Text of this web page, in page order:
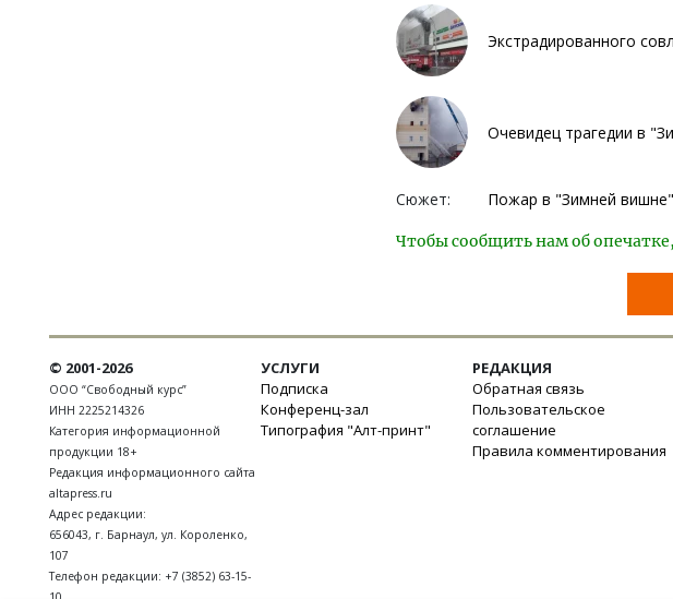
Экстрадированного
Очевидец трагедии в
Сюжет: Пожар в "Зимней вишне"
Чтобы сообщить нам об
© 2001-2026
ООО “Свободный курс”
ИНН 2225214326
Категория информационной
продукции 18+
Редакция информационного сайта
altapress.ru
Адрес редакции:
656043, г. Барнаул, ул. Короленко,
107
Телефон редакции: +7 (3852) 63-15-
УСЛУГИ
Подписка
Конференц-зал
Типография "Алт-принт"
РЕДАКЦИЯ
Обратная связь
Пользовательское
соглашение
Правила комментирования